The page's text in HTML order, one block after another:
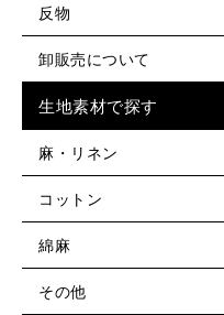
反物
卸販売について
生地素材で探す
麻・リネン
コットン
綿麻
その他